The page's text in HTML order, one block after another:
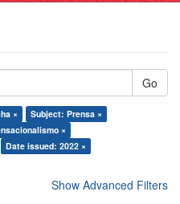
Go
×
Subject: Prensa ×
×
Date issued: 2022 ×
Show Advanced Filters